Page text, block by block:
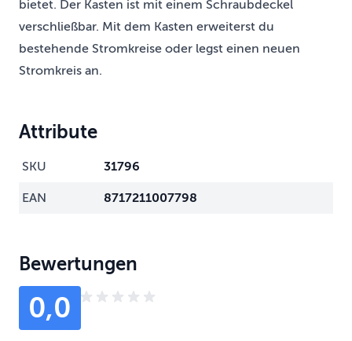
bietet. Der Kasten ist mit einem Schraubdeckel
verschließbar. Mit dem Kasten erweiterst du
bestehende Stromkreise oder legst einen neuen
Stromkreis an.
Attribute
SKU 31796
EAN 8717211007798
Bewertungen
0,0